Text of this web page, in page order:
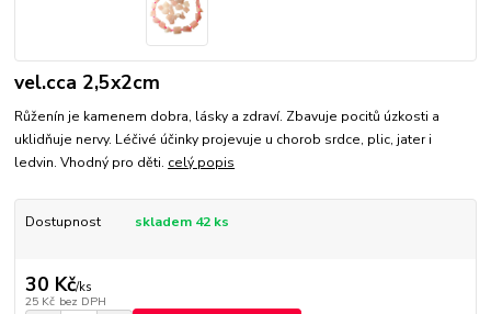
vel.cca 2,5x2cm
Růženín je kamenem dobra, lásky a zdraví. Zbavuje pocitů úzkosti a
uklidňuje nervy. Léčivé účinky projevuje u chorob srdce, plic, jater i
ledvin. Vhodný pro děti. celý popis
Dostupnost skladem 42 ks
30 Kč/ks
25 Kč bez DPH